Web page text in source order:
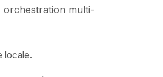
orchestration multi-
locale.